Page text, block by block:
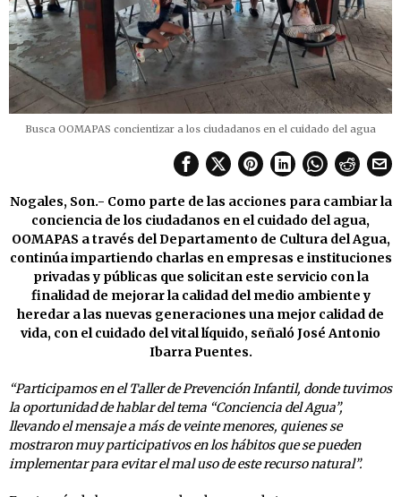
Busca OOMAPAS concientizar a los ciudadanos en el cuidado del agua
Nogales, Son.- Como parte de las acciones para cambiar la
conciencia de los ciudadanos en el cuidado del agua,
OOMAPAS a través del Departamento de Cultura del Agua,
continúa impartiendo charlas en empresas e instituciones
privadas y públicas que solicitan este servicio con la
finalidad de mejorar la calidad del medio ambiente y
heredar a las nuevas generaciones una mejor calidad de
vida, con el cuidado del vital líquido, señaló José Antonio
Ibarra Puentes.
“Participamos en el Taller de Prevención Infantil, donde tuvimos
la oportunidad de hablar del tema “Conciencia del Agua”,
llevando el mensaje a más de veinte menores, quienes se
mostraron muy participativos en los hábitos que se pueden
implementar para evitar el mal uso de este recurso natural”.